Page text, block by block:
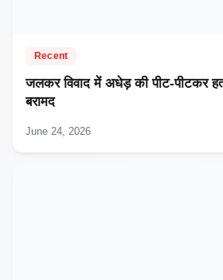
Recent
जलकर विवाद में अधेड़ की पीट-पीटकर
बरामद
June 24, 2026